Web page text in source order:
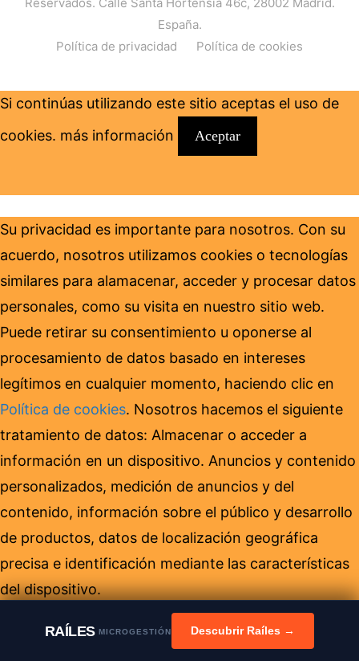
España.
Política de privacidad
Política de cookies
RAÍLESMICROGESTIÓN Descubrir Raíles →
Si continúas utilizando este sitio aceptas el uso de
cookies. más información Aceptar
Su privacidad es importante para nosotros. Con su
acuerdo, nosotros utilizamos cookies o tecnologías
similares para alamacenar, acceder y procesar datos
personales, como su visita en nuestro sitio web.
Puede retirar su consentimiento u oponerse al
procesamiento de datos basado en intereses
legítimos en cualquier momento, haciendo clic en
Política de cookies. Nosotros hacemos el siguiente
tratamiento de datos: Almacenar o acceder a
información en un dispositivo. Anuncios y contenido
personalizados, medición de anuncios y del
contenido, información sobre el público y desarrollo
de productos, datos de localización geográfica
precisa e identificación mediante las características
del dispositivo.